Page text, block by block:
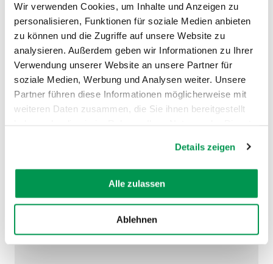
Wir verwenden Cookies, um Inhalte und Anzeigen zu
personalisieren, Funktionen für soziale Medien anbieten
zu können und die Zugriffe auf unsere Website zu
analysieren. Außerdem geben wir Informationen zu Ihrer
Verwendung unserer Website an unsere Partner für
soziale Medien, Werbung und Analysen weiter. Unsere
Partner führen diese Informationen möglicherweise mit
weiteren Daten zusammen, die Sie ihnen bereitgestellt
Details zeigen
Alle zulassen
Ablehnen
AUF DER KARTE ANZEIGEN